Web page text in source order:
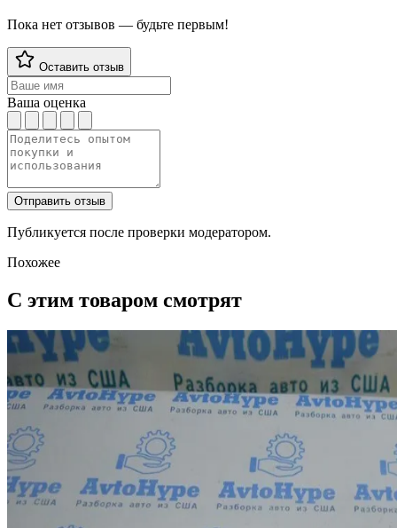
Пока нет отзывов — будьте первым!
Оставить отзыв
Ваша оценка
Отправить отзыв
Публикуется после проверки модератором.
Похожее
С этим товаром смотрят